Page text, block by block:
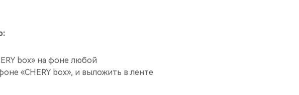
box» на фоне любой
«CHERY box», и выложить в ленте